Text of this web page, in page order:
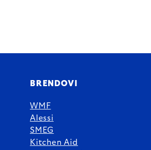
BRENDOVI
WMF
Alessi
SMEG
Kitchen Aid